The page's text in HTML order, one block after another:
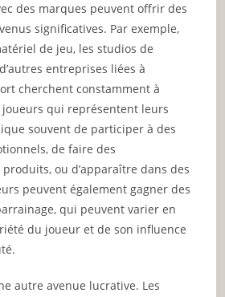
des marques peuvent offrir des
significatives. Par exemple,
de jeu, les studios de
entreprises liées à
cherchent constamment à
joueurs qui représentent leurs
souvent de participer à des
de faire des
ou d’apparaître dans des
peuvent également gagner des
qui peuvent varier en
du joueur et de son influence
autre avenue lucrative. Les